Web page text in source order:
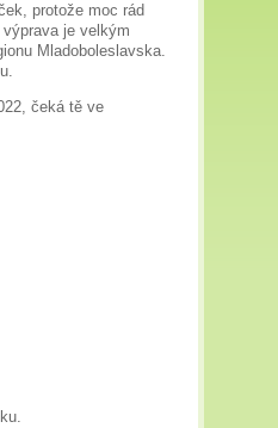
protože moc rád
je velkým
Mladoboleslavska.
čeká tě ve